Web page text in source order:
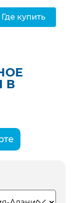
Где купить
В